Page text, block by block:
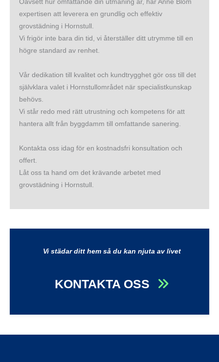
Oavsett hur omfattande din utmaning är, har Anne Blom
expertisen att leverera en grundlig och effektiv
grovstädning i Hornstull.
Vi frigör inte bara din tid, vi återställer ditt utrymme till en
högre standard av renhet.
Vår dedikation till kvalitet och kundtrygghet gör oss till det
självklara valet i Hornstullområdet när specialistkunskap
behövs.
Vi står redo med rätt utrustning och kompetens för att
hantera allt från byggdamm till omfattande sanering.
Kontakta oss idag för en kostnadsfri konsultation och
offert.
Låt oss ta hand om det krävande arbetet med
grovstädning i Hornstull.
Vi städar ditt hem så du kan njuta av livet
KONTAKTA OSS